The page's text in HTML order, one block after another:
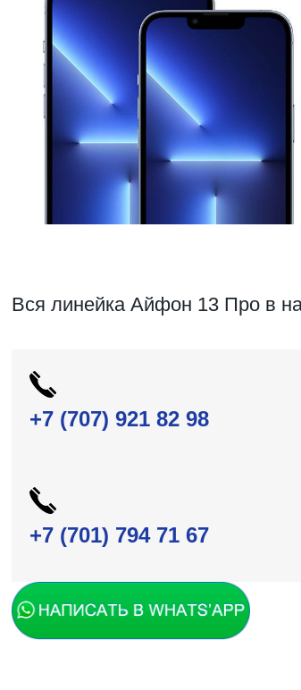
Вся линейка Айфон 13 Про в
+7 (707) 921 82 98
+7 (701) 794 71 67